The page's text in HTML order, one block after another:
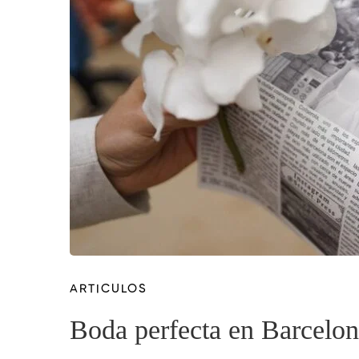
ARTICULOS
Boda perfecta en